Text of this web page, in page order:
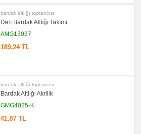
bardak altlığı toptancısı
Deri Bardak Altlığı Takımı
AMG13037
189,24 TL
bardak altlığı toptancısı
Bardak Altlığı Akrilik
GMG4025-K
41,87 TL